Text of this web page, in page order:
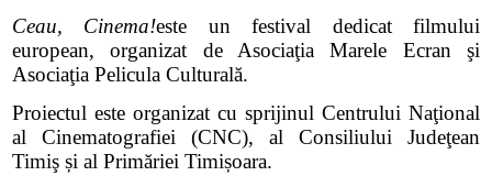
Ceau, Cinema!este un festival dedicat filmului
european, organizat de Asociaţia Marele Ecran şi
Asociaţia Pelicula Culturală.
Proiectul este organizat cu sprijinul Centrului Naţional
al Cinematografiei (CNC), al Consiliului Judeţean
Timiş și al Primăriei Timișoara.